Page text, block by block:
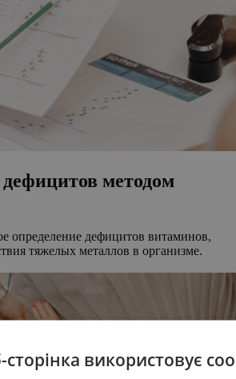
методом
определение дефицитов витаминов,
тяжелых металлов в организме.
сторінка використовує